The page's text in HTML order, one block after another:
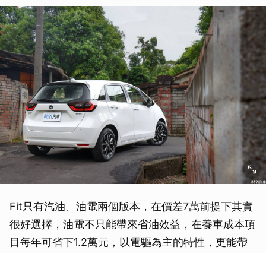
Fit只有汽油、油電兩個版本，在價差7萬前提下其實
很好選擇，油電不只能帶來省油效益，在養車成本項
目每年可省下1.2萬元，以電驅為主的特性，更能帶